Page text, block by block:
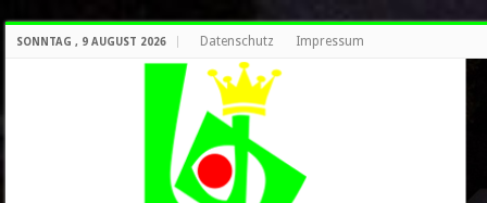
SONNTAG , 9 AUGUST 2026 Datenschutz Impressum